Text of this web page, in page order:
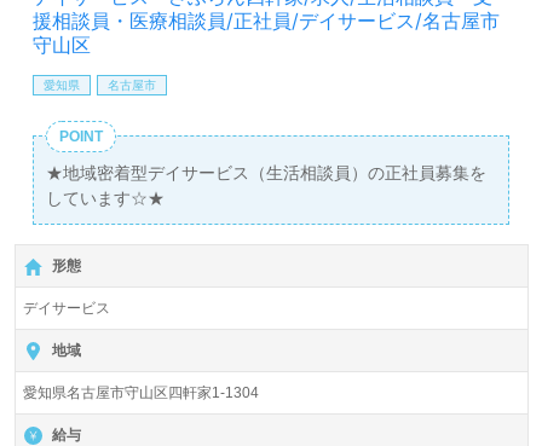
援相談員・医療相談員/正社員/デイサービス/名古屋市
守山区
愛知県 名古屋市
POINT
★地域密着型デイサービス（生活相談員）の正社員募集を
しています☆★
形態
デイサービス
地域
愛知県名古屋市守山区四軒家1-1304
給与